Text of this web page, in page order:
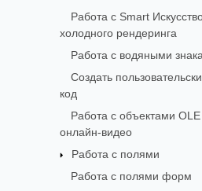
Работа с Smart
холодного рендеринга
Работа с водяными
Создать
код
Работа с объектами OLE
онлайн-видео
Работа с полями
Работа с полями форм